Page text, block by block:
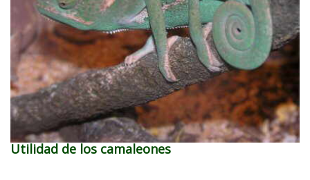
Utilidad de los camaleones